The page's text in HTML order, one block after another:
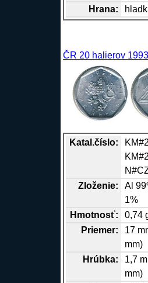
Hrana:
ČR 20 halierov
Katal.číslo:
Zloženie:
Al
1%
Hmotnosť:
0,74
Priemer:
17
mm)
Hrúbka:
1,7
mm)